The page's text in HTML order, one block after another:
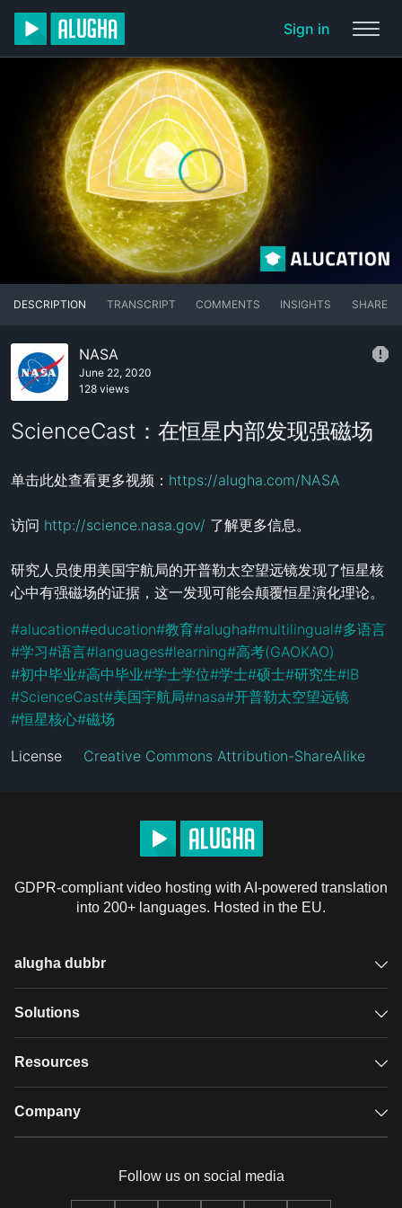
Sign in
DESCRIPTION TRANSCRIPT COMMENTS INSIGHTS SHARE
NASA
June 22, 2020
128 views
ScienceCast：在恒星内部发现强磁场
单击此处查看更多视频： https://alugha.com/NASA
访问 http://science.nasa.gov/ 了解更多信息。
研究人员使用美国宇航局的开普勒太空望远镜发现了恒星核
心中有强磁场的证据，这一发现可能会颠覆恒星演化理论。
#alucation#education#教育#alugha#multilingual#多语言
#学习#语言#languages#learning#高考(GAOKAO)
#初中毕业#高中毕业#学士学位#学士#硕士#研究生#IB
#ScienceCast#美国宇航局#nasa#开普勒太空望远镜
#恒星核心#磁场
License Creative Commons Attribution-ShareAlike
GDPR-compliant video hosting with AI-powered translation
into 200+ languages. Hosted in the EU.
alugha dubbr
Overview
Glossary
Solutions
GDPR video hosting
Resources
Case studies
Company
Our team
Follow us on social media